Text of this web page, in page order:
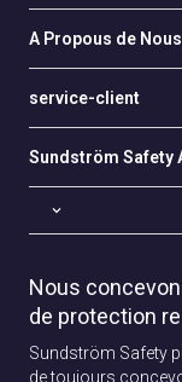
A Propous de Nous
service-client
Sundström Safety
Nous
de protection
Sundström Safety
de toujours